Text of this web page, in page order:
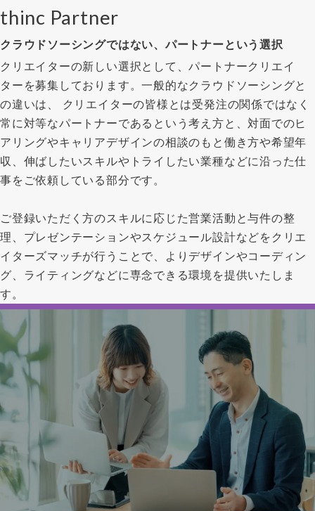
thinc Partner
クラウドソーシングではない、パートナーという選択
クリエイターの新しい選択として、パートナークリエイ
ターを募集しております。一般的なクラウドソーシングと
の違いは、 クリエイターの皆様とは受発注の関係ではなく
常に対等なパートナーであるという考え方と、対面でのヒ
アリングやキャリアデザインの相談のもと働き方や希望年
収、伸ばしたいスキルやトライしたい業種などに沿った仕
事をご依頼している部分です。
ご登録いただく方のスキルに応じた営業活動と与件の整
理、プレゼンテーションやスケジュール設計などをクリエ
イターズマッチが行うことで、よりデザインやコーディン
グ、ライティングなどに専念できる環境を提供いたしま
す。